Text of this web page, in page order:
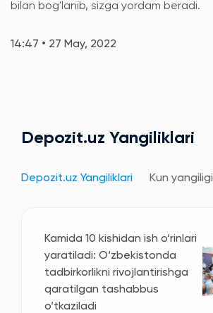
bilan bog'lanib, sizga yordam beradi.
14:47 • 27 May, 2022
Depozit.uz Yangiliklari
Depozit.uz Yangiliklari Kun yangiligi
Kamida 10 kishidan ish o‘rinlari
yaratiladi: O‘zbekistonda
tadbirkorlikni rivojlantirishga
qaratilgan tashabbus
o‘tkaziladi